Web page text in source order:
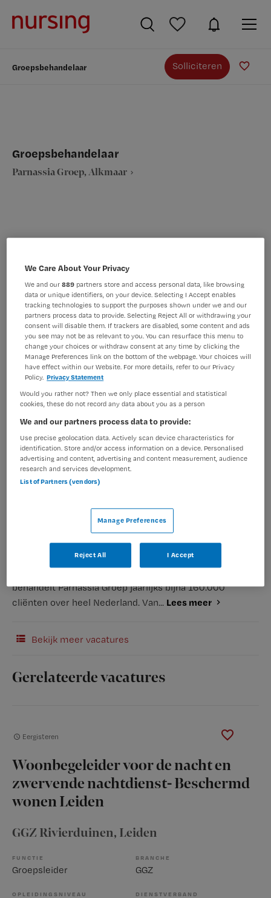
Groepsbehandelaar Solliciteren
Groepsbehandelaar
Parnassia Groep, Alkmaar
BRANCHE
GGZ
AANSTELLING
Tijdelijk met uitzicht op vast
PLAATSINGSDATUM
21 april 2026
NIVEAU
HBO
ERVARING
Niet nader bepaald
DIENSTVERBAND
Parttime
Deze vacature Groepsbehandelaar bij Parnassia Groep is
niet meer actueel. Hieronder staan enkele vergelijkbare
vacatures die voor u wellicht interessant zijn.
behandelt Parnassia Groep jaarlijks bijna 160.000
cliënten over heel Nederland. Van... Lees meer
Bekijk meer vacatures
Gerelateerde vacatures
Eergisteren
Woonbegeleider voor de nacht en
zwervende nachtdienst- Beschermd
wonen Leiden
GGZ Rivierduinen, Leiden
FUNCTIE
Groepsleider
BRANCHE
GGZ
OPLEIDINGSNIVEAU DIENSTVERBAND
We Care About Your Privacy
We and our889 partners store and access personal data, like browsing
data or unique identifiers, on your device. Selecting I Accept enables
tracking technologies to support the purposes shown under we and our
partners process data to provide. Selecting Reject All or withdrawing your
consent will disable them. If trackers are disabled, some content and ads
you see may not be as relevant to you. You can resurface this menu to
change your choices or withdraw consent at any time by clicking the
Manage Preferences link on the bottom of the webpage. Your choices will
have effect within our Website. For more details, refer to our Privacy
Policy. Privacy Statement
Would you rather not? Then we only place essential and statistical
cookies, these do not record any data about you as a person
We and our partners process data to provide:
Use precise geolocation data. Actively scan device characteristics for
identification. Store and/or access information on a device. Personalised
advertising and content, advertising and content measurement, audience
research and services development.
List of Partners (vendors)
Manage Preferences
Reject All I Accept